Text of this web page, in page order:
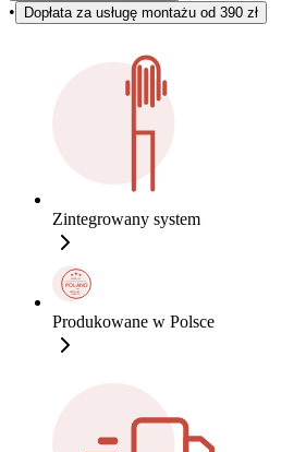
• Dopłata za usługę montażu od 390 zł
Zintegrowany system
Produkowane w Polsce